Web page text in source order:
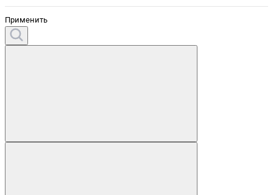
Применить